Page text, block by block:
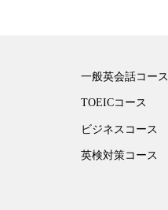
一般英会話コース
TOEICコース
ビジネスコース
英検対策コース